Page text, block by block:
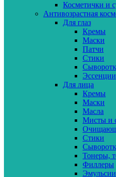
Косметички и
Антивозрастная
Для глаз
Кремы
Маски
Патчи
Стики
Эссенции
Для лица
Кремы
Маски
Масла
Мисты и
Стики
Тонеры,
Филлеры
Эмульсии